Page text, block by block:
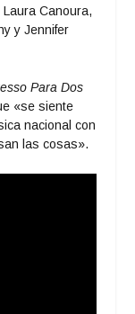
Canoura,
y Jennifer
Para Dos
«se siente
nacional con
las cosas».